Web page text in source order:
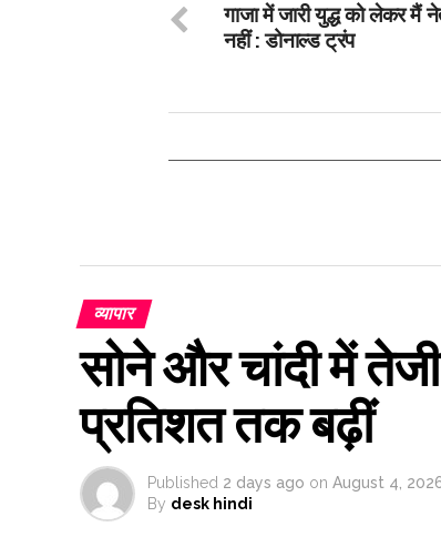
गाजा में जारी युद्ध को लेकर मैं
नहीं : डोनाल्ड ट्रंप
व्यापार
सोने और चांदी में
प्रतिशत तक बढ़ीं
Published 2 days ago on August 4,
By desk hindi